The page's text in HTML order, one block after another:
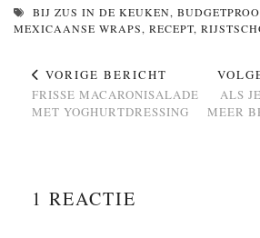
BIJ ZUS IN DE KEUKEN,
MEXICAANSE WRAPS, RECEPT,
VORIGE BERICHT
FRISSE MACARONISALADE
MET YOGHURTDRESSING
ALS
MEER
1 REACTIE